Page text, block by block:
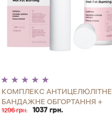
КОМПЛЕКС АНТИЦЕЛЮЛІТНЕ
БАНДАЖНЕ ОБГОРТАННЯ +
СИРОВАТКА З ЗІГРІВАЮЧИМ
1296 грн. 1037 грн.